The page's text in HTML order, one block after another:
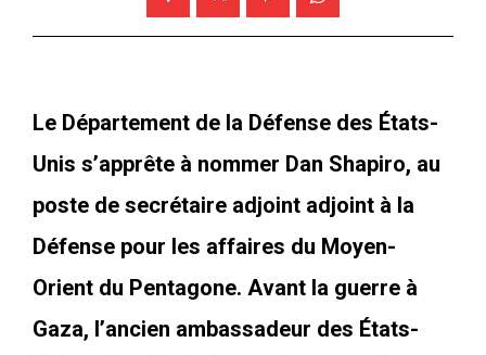
Le Département de la Défense des États-
Unis s’apprête à nommer Dan Shapiro, au
poste de secrétaire adjoint adjoint à la
Défense pour les affaires du Moyen-
Orient du Pentagone. Avant la guerre à
Gaza, l’ancien ambassadeur des États-